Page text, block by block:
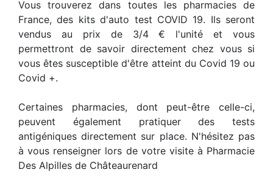
Vous trouverez dans toutes les pharmacies de
France, des kits d'auto test COVID 19. Ils seront
vendus au prix de 3/4 € l'unité et vous
permettront de savoir directement chez vous si
vous êtes susceptible d'être atteint du Covid 19 ou
Covid +.
Certaines pharmacies, dont peut-être celle-ci,
peuvent également pratiquer des tests
antigéniques directement sur place. N'hésitez pas
à vous renseigner lors de votre visite à Pharmacie
Des Alpilles de Châteaurenard